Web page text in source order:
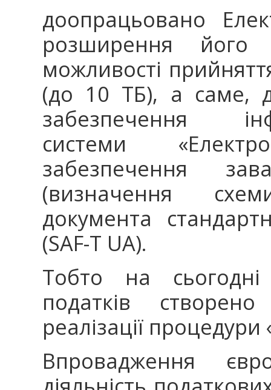
доопрацьовано
розширення його
можливості
(до 10 ТБ), а саме,
забезпечення
системи
забезпечення
(визначення
документа
(SAF-T UA).
Тобто на
податків
реалізації процедури
Впровадження